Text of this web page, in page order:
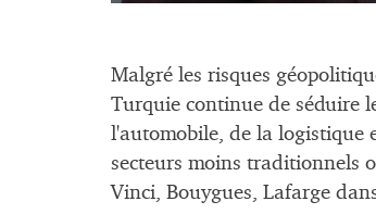
Malgré les risques
Turquie continue de séduire
l'automobile, de la logistique
secteurs moins traditionnels
Vinci, Bouygues, Lafarge